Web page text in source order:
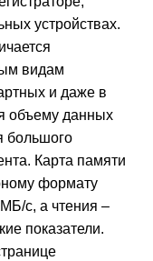
устройствах.
видам
и даже в
объему данных
большого
Карта памяти
формату
с, а чтения –
показатели.